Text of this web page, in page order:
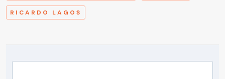
RICARDO LAGOS